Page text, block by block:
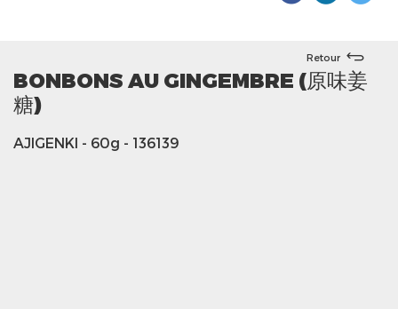
Retour
BONBONS AU GINGEMBRE (原味姜
糖)
AJIGENKI - 60g - 136139